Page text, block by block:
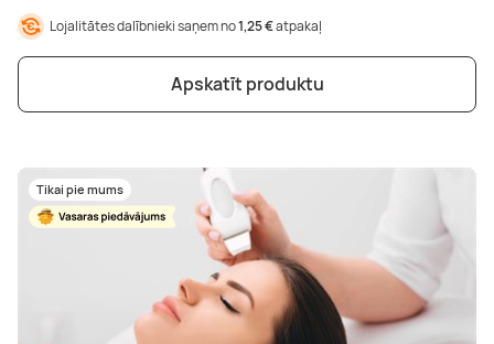
Lojalitātes dalībnieki saņem no1,25 €atpakaļ
Apskatīt produktu
Tikai pie mums